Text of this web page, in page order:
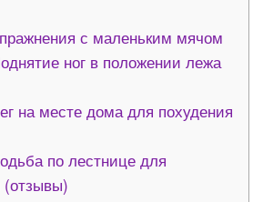
с маленьким мячом
ног в положении лежа
на месте дома для похудения
по лестнице для
(отзывы)